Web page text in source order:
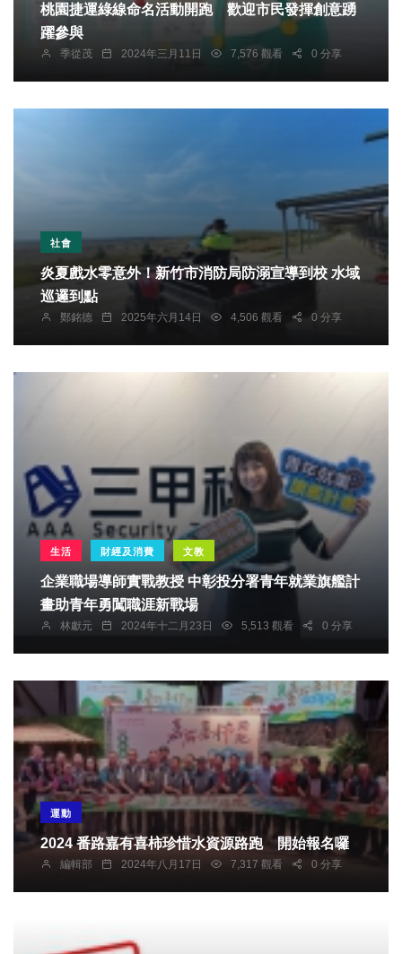
桃園捷運綠線命名活動開跑 歡迎市民發揮創意踴
躍參與
季從茂 2024年三月11日 7,576 觀看 0 分享
社會
炎夏戲水零意外！新竹市消防局防溺宣導到校 水域
巡邏到點
鄭銘德 2025年六月14日 4,506 觀看 0 分享
生活 財經及消費 文教
企業職場導師實戰教授 中彰投分署青年就業旗艦計
畫助青年勇闖職涯新戰場
林獻元 2024年十二月23日 5,513 觀看 0 分享
運動
2024 番路嘉有喜柿珍惜水資源路跑 開始報名囉
編輯部 2024年八月17日 7,317 觀看 0 分享